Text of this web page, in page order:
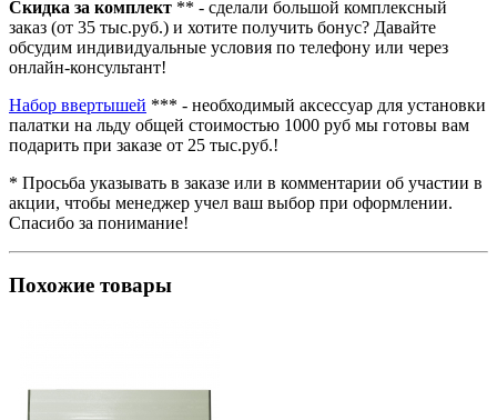
Скидка за комплект ** - сделали большой комплексный
заказ (от 35 тыс.руб.) и хотите получить бонус? Давайте
обсудим индивидуальные условия по телефону или через
онлайн-консультант!
Набор ввертышей *** - необходимый аксессуар для установки
палатки на льду общей стоимостью 1000 руб мы готовы вам
подарить при заказе от 25 тыс.руб.!
* Просьба указывать в заказе или в комментарии об участии в
акции, чтобы менеджер учел ваш выбор при оформлении.
Спасибо за понимание!
Похожие товары